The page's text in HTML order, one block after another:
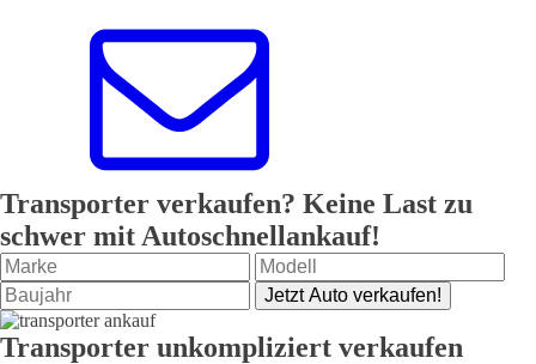
Transporter verkaufen? Keine Last zu
schwer mit Autoschnellankauf!
Jetzt Auto verkaufen!
Transporter unkompliziert verkaufen